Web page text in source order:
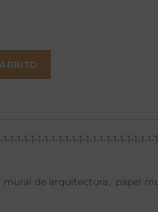
1-1-1-1-1-1-1-1-1-1-1-1-1-1-1-1-1-1-1-1-1-
mural de arquitectura , papel